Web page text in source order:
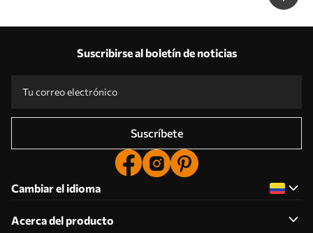
Suscribirse al boletín de noticias
Suscríbete
Cambiar el idioma
Acerca del producto